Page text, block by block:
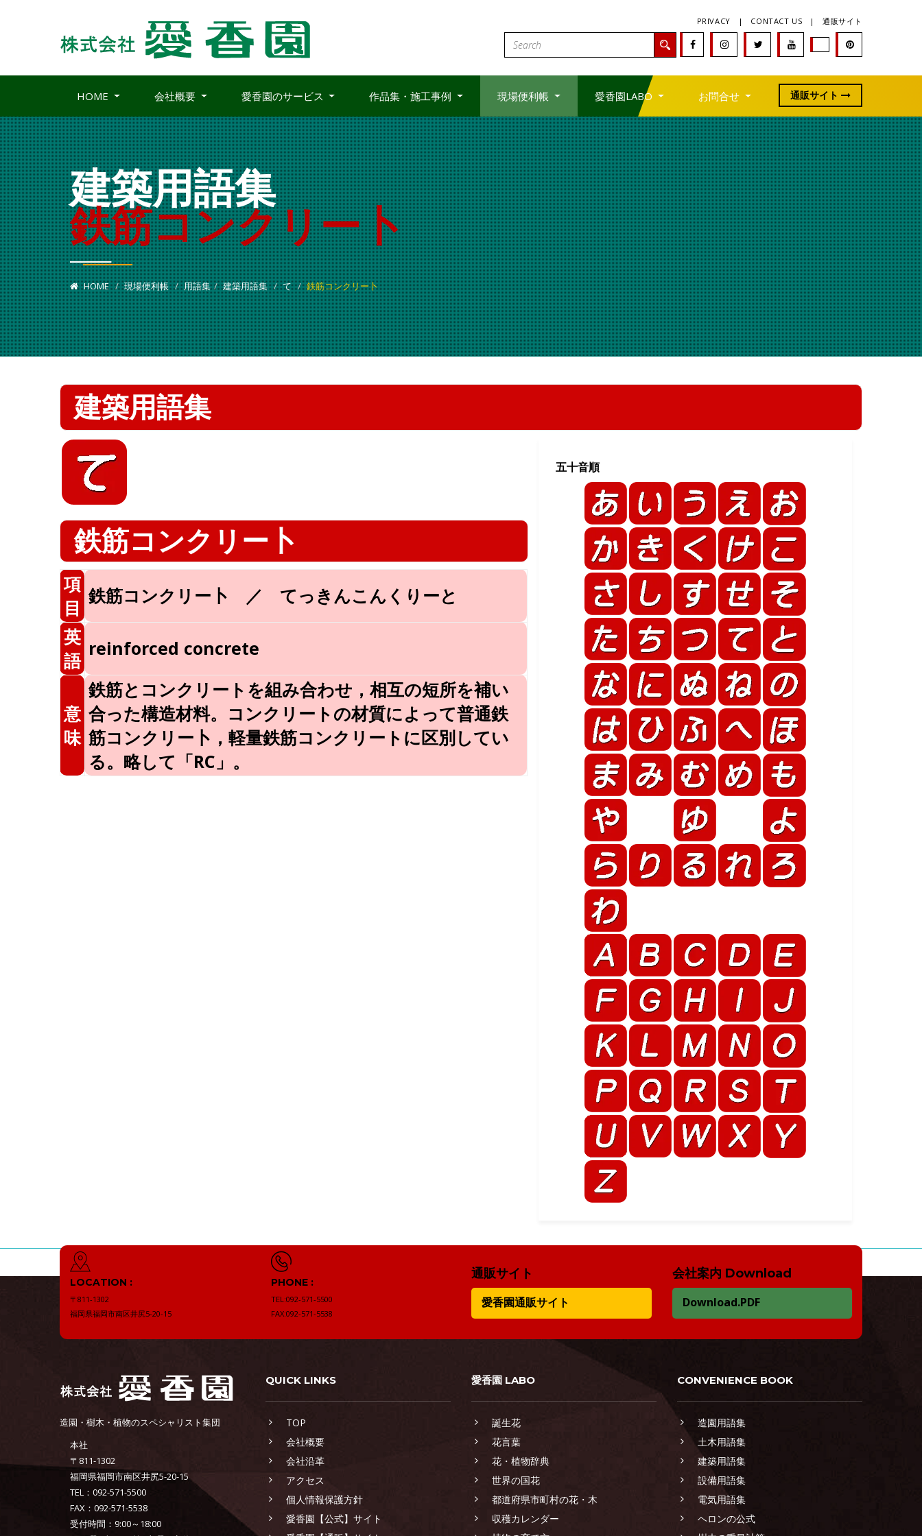
PRIVACY | CONTACT US | 通販サイト
HOME 会社概要 愛香園のサービス 作品集・施工事例 現場便利帳 愛香園LABO お問合せ 通販サイト
建築用語集
鉄筋コンクリー卜
HOME 現場便利帳 用語集 建築用語集 て 鉄筋コンクリー卜
建築用語集
鉄筋コンクリー卜
項
目
鉄筋コンクリー卜 ／ てっきんこんくりーと
英
語
reinforced concrete
意
味
鉄筋とコンクリートを組み合わせ，相互の短所を補い
合った構造材料。コンクリートの材質によって普通鉄
筋コンクリー卜，軽量鉄筋コンクリートに区別してい
る。略して「RC」。
五十音順
LOCATION :
〒811-1302
福岡県福岡市南区井尻5-20-15
PHONE :
TEL:092-571-5500
FAX:092-571-5538
通販サイト
愛香園通販サイト
会社案内 Download
Download.PDF
造園・樹木・植物のスペシャリスト集団
本社
〒811-1302
福岡県福岡市南区井尻5-20-15
TEL：092-571-5500
FAX：092-571-5538
受付時間：9:00～18:00
QUICK LINKS
TOP
会社概要
会社沿革
アクセス
個人情報保護方針
愛香園【公式】サイト
愛香園 LABO
誕生花
花言葉
花・植物辞典
世界の国花
都道府県市町村の花・木
収穫カレンダー
CONVENIENCE BOOK
造園用語集
土木用語集
建築用語集
設備用語集
電気用語集
ヘロンの公式